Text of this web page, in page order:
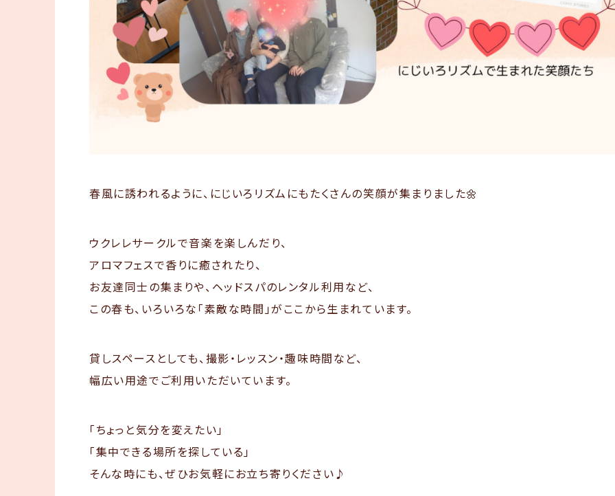
春風に誘われるように、にじいろリズムにもたくさんの笑顔が集まりました🌼
ウクレレサークルで音楽を楽しんだり、
アロマフェスで香りに癒されたり、
お友達同士の集まりや、ヘッドスパのレンタル利用など、
この春も、いろいろな「素敵な時間」がここから生まれています。
貸しスペースとしても、撮影・レッスン・趣味時間など、
幅広い用途でご利用いただいています。
「ちょっと気分を変えたい」
「集中できる場所を探している」
そんな時にも、ぜひお気軽にお立ち寄りください♪